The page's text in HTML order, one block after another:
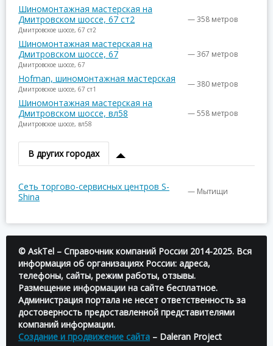
Шиномонтажная мастерская на
Дмитровском шоссе, 67 ст2
Дмитровское шоссе, 67 ст2
— 358 метров
Шиномонтажная мастерская на
Дмитровском шоссе, 67
Дмитровское шоссе, 67
— 367 метров
Hofman, шиномонтажная мастерская
Дмитровское шоссе, 67 ст1 — 380 метров
Шиномонтажная мастерская на
Дмитровском шоссе, вл58
Дмитровское шоссе, вл58
— 558 метров
В других городах
Сеть торгово-сервисных центров S-
Shina
— Мытищи
© AskTel – Справочник компаний России 2014-2025. Вся
информация об организациях России: адреса,
телефоны, сайты, режим работы, отзывы.
Размещение информации на сайте бесплатное.
Администрация портала не несет ответственность за
достоверность предоставленной представителями
компаний информации.
Создание и продвижение сайта – Daleran Project